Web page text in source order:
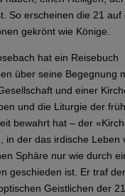
So erscheinen die 21 auf
gekrönt wie Könige.
hat ein Reisebuch
über seine Begegnung
und einer
und die Liturgie der
bewahrt hat – der
in der das irdische Leben
Sphäre nur wie durch
geschieden ist. Er traf
Geistlichen der 21